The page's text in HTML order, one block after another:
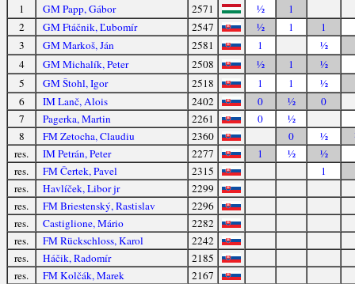
1 GM Papp, Gábor 2571 ½
1
2
GM Ftáčnik, Ľubomír 2547 ½ 1
1
3
GM Markoš, Ján 2581 1
½
4
GM Michalík, Peter 2508 ½ 1
½
5
GM Štohl, Igor 2518 1 1
½
6
IM Lanč, Alois 2402 0 ½
0
7
Pagerka, Martin 2261 0
½
8
FM Zetocha, Claudiu 2360 0 ½
res.
IM Petrán, Peter 2277 1 ½
½
res.
FM Čertek, Pavel 2315
1
res.
Havlíček, Libor jr
2299
res.
FM Briestenský, Rastislav
2296
res.
Castiglione, Mário
2282
res.
FM Rückschloss, Karol
2242
res.
Háčik, Radomír
2185
res.
FM Kolčák, Marek
2167